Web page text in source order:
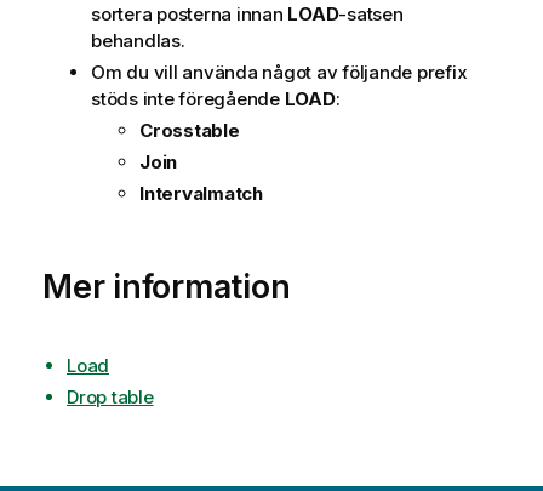
sortera posterna innan LOAD-satsen
behandlas.
Om du vill använda något av följande prefix
stöds inte föregående LOAD:
Crosstable
Join
Intervalmatch
Mer information
Load
Drop table